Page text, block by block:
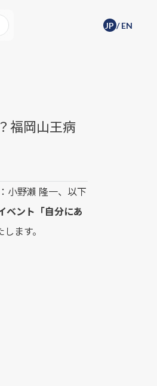
JP / EN
福岡山王病
小野瀨 隆一、以下
ベント「自分にあ
ます。